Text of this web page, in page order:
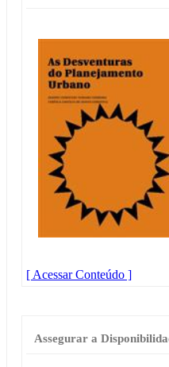
[ Acessar Conteúdo ]
Assegurar a